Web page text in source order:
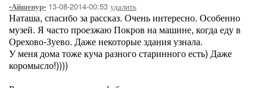
-Айшенур- 13-08-2014-00:53 удалить
Наташа, спасибо за рассказ. Очень интересно. Особенно
музей. Я часто проезжаю Покров на машине, когда еду в
Орехово-Зуево. Даже некоторые здания узнала.
У меня дома тоже куча разного старинного есть) Даже
коромысло!))))